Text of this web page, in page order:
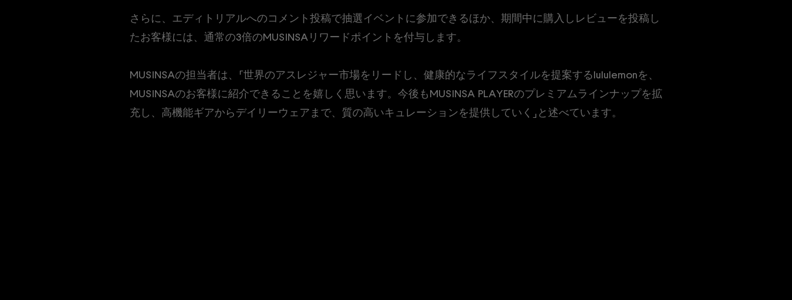
さらに、エディトリアルへのコメント投稿で抽選イベントに参加できるほか、期間中に購入しレビューを投稿し
たお客様には、通常の3倍のMUSINSAリワードポイントを付与します。
MUSINSAの担当者は、「世界のアスレジャー市場をリードし、健康的なライフスタイルを提案するlululemonを、
MUSINSAのお客様に紹介できることを嬉しく思います。今後もMUSINSA PLAYERのプレミアムラインナップを拡
充し、高機能ギアからデイリーウェアまで、質の高いキュレーションを提供していく」と述べています。